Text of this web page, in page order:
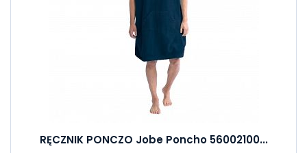
RĘCZNIK PONCZO Jobe Poncho 56002100...